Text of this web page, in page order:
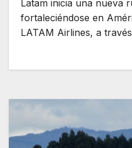
Latam inicia una nueva
fortaleciéndose en
LATAM Airlines, a